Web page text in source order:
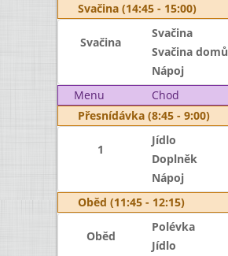
Svačina (14:45 - 15:00)
Svačina
Svačina
Svačina domů
Nápoj
Menu
Chod
Přesnídávka (8:45 - 9:00)
1
Jídlo
Doplněk
Nápoj
Oběd (11:45 - 12:15)
Oběd
Polévka
Jídlo